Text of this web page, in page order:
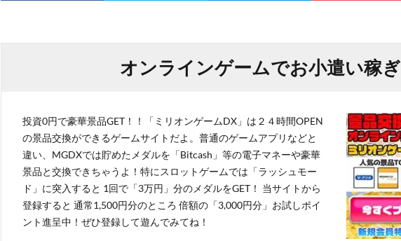
オンラインゲームでお小遣い稼ぎ
投資0円で豪華景品GET！！「ミリオンゲームDX」は２４時間OPEN
の景品交換ができるゲームサイトだよ。普通のゲームアプリなどと
違い、MGDXでは貯めたメダルを「Bitcash」等の電子マネーや豪華
景品と交換できちゃうよ！特にスロットゲームでは「ラッシュモー
ド」に突入すると 1回で「3万円」分のメダルをGET！ 当サイトから
登録すると 通常1,500円分のところ 倍額の「3,000円分」お試しポイ
ント進呈中！ぜひ登録して遊んでみてね！